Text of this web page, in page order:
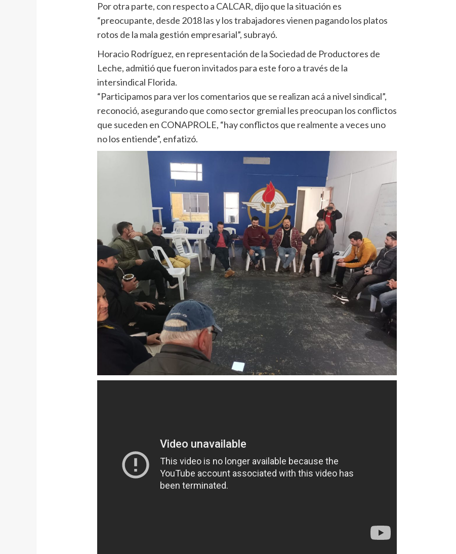
Por otra parte, con respecto a CALCAR, dijo que la situación es
“preocupante, desde 2018 las y los trabajadores vienen pagando los platos
rotos de la mala gestión empresarial”, subrayó.
Horacio Rodríguez, en representación de la Sociedad de Productores de
Leche, admitió que fueron invitados para este foro a través de la
intersindical Florida.
“Participamos para ver los comentarios que se realizan acá a nivel sindical”,
reconoció, asegurando que como sector gremial les preocupan los conflictos
que suceden en CONAPROLE, “hay conflictos que realmente a veces uno
no los entiende”, enfatizó.